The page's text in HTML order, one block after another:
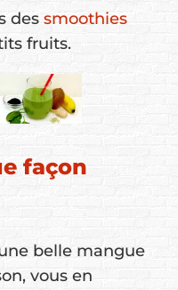
des smoothies
fruits.
façon
belle mangue
vous en